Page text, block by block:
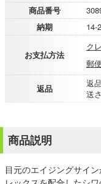
商品番号
納期
14-
お支払方法
ク
郵
返品
返
送
商品説明
目元のエイジングサイ